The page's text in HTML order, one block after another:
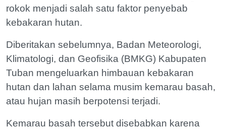
rokok menjadi salah satu faktor penyebab
kebakaran hutan.
Diberitakan sebelumnya, Badan Meteorologi,
Klimatologi, dan Geofisika (BMKG) Kabupaten
Tuban mengeluarkan himbauan kebakaran
hutan dan lahan selama musim kemarau basah,
atau hujan masih berpotensi terjadi.
Kemarau basah tersebut disebabkan karena